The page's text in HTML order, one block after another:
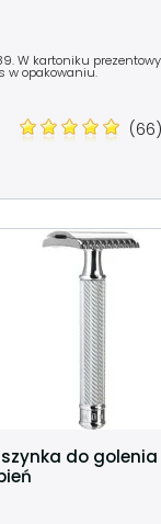
W kartoniku
w opakowaniu.
(66)
do